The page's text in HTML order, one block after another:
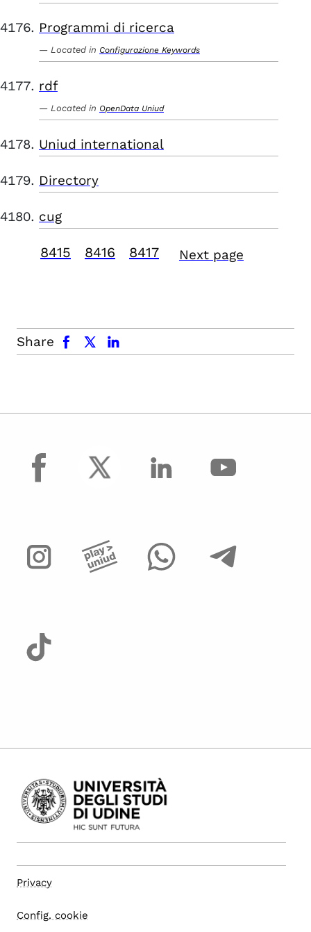
Programmi di ricerca
Located in Configurazione Keywords
rdf
Located in OpenData Uniud
Uniud international
Directory
cug
8415 8416 8417 Next page
Share
facebook x.com linkedin
facebook
Privacy
Config. cookie